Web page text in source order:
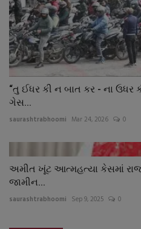
“તુ ઈધર કી ન બાત કર - ના ઉધર
ગેસ...
saurashtrabhoomi Mar 24, 2026 0
અમીત ખૂંટ આત્મહત્યા કેસમાં
જામીન...
saurashtrabhoomi Sep 9, 2025 0